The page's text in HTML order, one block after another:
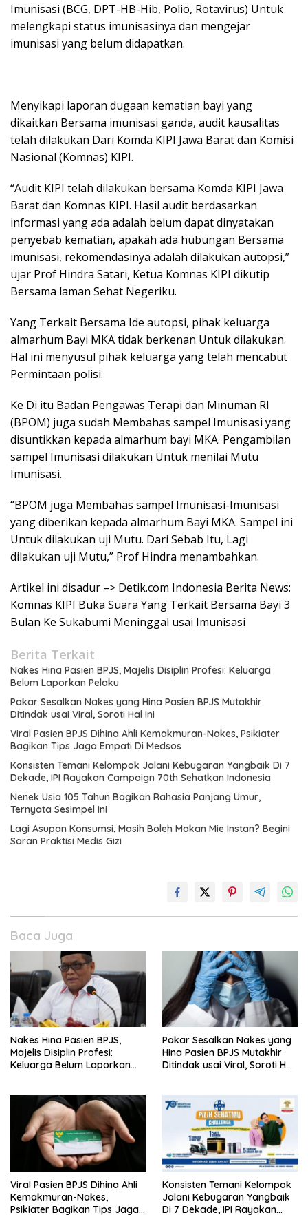
Imunisasi (BCG, DPT-HB-Hib, Polio, Rotavirus) Untuk
melengkapi status imunisasinya dan mengejar
imunisasi yang belum didapatkan.
Menyikapi laporan dugaan kematian bayi yang
dikaitkan Bersama imunisasi ganda, audit kausalitas
telah dilakukan Dari Komda KIPI Jawa Barat dan Komisi
Nasional (Komnas) KIPI.
“Audit KIPI telah dilakukan bersama Komda KIPI Jawa
Barat dan Komnas KIPI. Hasil audit berdasarkan
informasi yang ada adalah belum dapat dinyatakan
penyebab kematian, apakah ada hubungan Bersama
imunisasi, rekomendasinya adalah dilakukan autopsi,”
ujar Prof Hindra Satari, Ketua Komnas KIPI dikutip
Bersama laman Sehat Negeriku.
Yang Terkait Bersama Ide autopsi, pihak keluarga
almarhum Bayi MKA tidak berkenan Untuk dilakukan.
Hal ini menyusul pihak keluarga yang telah mencabut
Permintaan polisi.
Ke Di itu Badan Pengawas Terapi dan Minuman RI
(BPOM) juga sudah Membahas sampel Imunisasi yang
disuntikkan kepada almarhum bayi MKA. Pengambilan
sampel Imunisasi dilakukan Untuk menilai Mutu
Imunisasi.
“BPOM juga Membahas sampel Imunisasi-Imunisasi
yang diberikan kepada almarhum Bayi MKA. Sampel ini
Untuk dilakukan uji Mutu. Dari Sebab Itu, Lagi
dilakukan uji Mutu,” Prof Hindra menambahkan.
Artikel ini disadur –> Detik.com Indonesia Berita News:
Komnas KIPI Buka Suara Yang Terkait Bersama Bayi 3
Bulan Ke Sukabumi Meninggal usai Imunisasi
Berita Terkait
Nakes Hina Pasien BPJS, Majelis Disiplin Profesi: Keluarga
Belum Laporkan Pelaku
Pakar Sesalkan Nakes yang Hina Pasien BPJS Mutakhir
Ditindak usai Viral, Soroti Hal Ini
Viral Pasien BPJS Dihina Ahli Kemakmuran-Nakes, Psikiater
Bagikan Tips Jaga Empati Di Medsos
Konsisten Temani Kelompok Jalani Kebugaran Yangbaik Di 7
Dekade, IPI Rayakan Campaign 70th Sehatkan Indonesia
Nenek Usia 105 Tahun Bagikan Rahasia Panjang Umur,
Ternyata Sesimpel Ini
Lagi Asupan Konsumsi, Masih Boleh Makan Mie Instan? Begini
Saran Praktisi Medis Gizi
Baca Juga
Nakes Hina Pasien BPJS,
Majelis Disiplin Profesi:
Keluarga Belum Laporkan
Pakar Sesalkan Nakes yang
Hina Pasien BPJS Mutakhir
Ditindak usai Viral, Soroti Hal
Viral Pasien BPJS Dihina Ahli
Kemakmuran-Nakes,
Psikiater Bagikan Tips Jaga
Konsisten Temani Kelompok
Jalani Kebugaran Yangbaik
Di 7 Dekade, IPI Rayakan